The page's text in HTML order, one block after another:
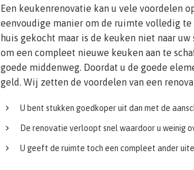
Een keukenrenovatie kan u vele voordelen
eenvoudige manier om de ruimte volledig
huis gekocht maar is de keuken niet naar
om een compleet nieuwe keuken aan te
goede middenweg. Doordat u de goede
geld. Wij zetten de voordelen van een
U bent stukken goedkoper uit dan met de
De renovatie verloopt snel waardoor u weinig
U geeft de ruimte toch een compleet ander